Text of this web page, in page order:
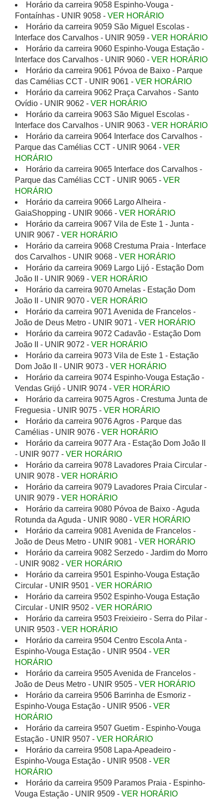
Horário da carreira 9058 Espinho-Vouga -
Fontaínhas - UNIR 9058 - VER HORÁRIO
Horário da carreira 9059 São Miguel Escolas -
Interface dos Carvalhos - UNIR 9059 - VER HORÁRIO
Horário da carreira 9060 Espinho-Vouga Estação -
Interface dos Carvalhos - UNIR 9060 - VER HORÁRIO
Horário da carreira 9061 Póvoa de Baixo - Parque
das Camélias CCT - UNIR 9061 - VER HORÁRIO
Horário da carreira 9062 Praça Carvahos - Santo
Ovídio - UNIR 9062 - VER HORÁRIO
Horário da carreira 9063 São Miguel Escolas -
Interface dos Carvalhos - UNIR 9063 - VER HORÁRIO
Horário da carreira 9064 Interface dos Carvalhos -
Parque das Camélias CCT - UNIR 9064 - VER
HORÁRIO
Horário da carreira 9065 Interface dos Carvalhos -
Parque das Camélias CCT - UNIR 9065 - VER
HORÁRIO
Horário da carreira 9066 Largo Alheira -
GaiaShopping - UNIR 9066 - VER HORÁRIO
Horário da carreira 9067 Vila de Este 1 - Junta -
UNIR 9067 - VER HORÁRIO
Horário da carreira 9068 Crestuma Praia - Interface
dos Carvalhos - UNIR 9068 - VER HORÁRIO
Horário da carreira 9069 Largo Lijó - Estação Dom
João II - UNIR 9069 - VER HORÁRIO
Horário da carreira 9070 Arnelas - Estação Dom
João II - UNIR 9070 - VER HORÁRIO
Horário da carreira 9071 Avenida de Francelos -
João de Deus Metro - UNIR 9071 - VER HORÁRIO
Horário da carreira 9072 Cadavão - Estação Dom
João II - UNIR 9072 - VER HORÁRIO
Horário da carreira 9073 Vila de Este 1 - Estação
Dom João II - UNIR 9073 - VER HORÁRIO
Horário da carreira 9074 Espinho-Vouga Estação -
Vendas Grijó - UNIR 9074 - VER HORÁRIO
Horário da carreira 9075 Agros - Crestuma Junta de
Freguesia - UNIR 9075 - VER HORÁRIO
Horário da carreira 9076 Agros - Parque das
Camélias - UNIR 9076 - VER HORÁRIO
Horário da carreira 9077 Ara - Estação Dom João II
- UNIR 9077 - VER HORÁRIO
Horário da carreira 9078 Lavadores Praia Circular -
UNIR 9078 - VER HORÁRIO
Horário da carreira 9079 Lavadores Praia Circular -
UNIR 9079 - VER HORÁRIO
Horário da carreira 9080 Póvoa de Baixo - Aguda
Rotunda da Aguda - UNIR 9080 - VER HORÁRIO
Horário da carreira 9081 Avenida de Francelos -
João de Deus Metro - UNIR 9081 - VER HORÁRIO
Horário da carreira 9082 Serzedo - Jardim do Morro
- UNIR 9082 - VER HORÁRIO
Horário da carreira 9501 Espinho-Vouga Estação
Circular - UNIR 9501 - VER HORÁRIO
Horário da carreira 9502 Espinho-Vouga Estação
Circular - UNIR 9502 - VER HORÁRIO
Horário da carreira 9503 Freixieiro - Serra do Pilar -
UNIR 9503 - VER HORÁRIO
Horário da carreira 9504 Centro Escola Anta -
Espinho-Vouga Estação - UNIR 9504 - VER
HORÁRIO
Horário da carreira 9505 Avenida de Francelos -
João de Deus Metro - UNIR 9505 - VER HORÁRIO
Horário da carreira 9506 Barrinha de Esmoriz -
Espinho-Vouga Estação - UNIR 9506 - VER
HORÁRIO
Horário da carreira 9507 Guetim - Espinho-Vouga
Estação - UNIR 9507 - VER HORÁRIO
Horário da carreira 9508 Lapa-Apeadeiro -
Espinho-Vouga Estação - UNIR 9508 - VER
HORÁRIO
Horário da carreira 9509 Paramos Praia - Espinho-
Vouga Estação - UNIR 9509 - VER HORÁRIO